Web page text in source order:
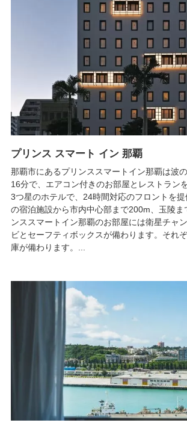
プリンス スマート イン 那覇
那覇市にあるプリンススマートイン那覇は波
16分で、エアコン付きのお部屋とレストラン
3つ星のホテルで、24時間対応のフロントを提
の宿泊施設から市内中心部まで200m、玉陵ま
ンススマートイン那覇のお部屋には衛星チャ
ビとセーフティボックスが備わります。それ
庫が備わります。...